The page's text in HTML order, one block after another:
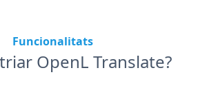
Funcionalitats
OpenL Translate?